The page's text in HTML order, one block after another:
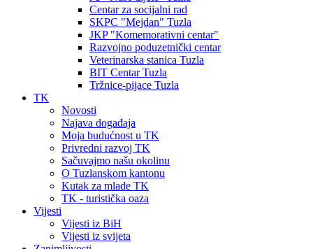
Centar za socijalni rad
SKPC "Mejdan" Tuzla
JKP "Komemorativni centar"
Razvojno poduzetnički centar
Veterinarska stanica Tuzla
BIT Centar Tuzla
Tržnice-pijace Tuzla
TK
Novosti
Najava događaja
Moja budućnost u TK
Privredni razvoj TK
Sačuvajmo našu okolinu
O Tuzlanskom kantonu
Kutak za mlade TK
TK - turistička oaza
Vijesti
Vijesti iz BiH
Vijesti iz svijeta